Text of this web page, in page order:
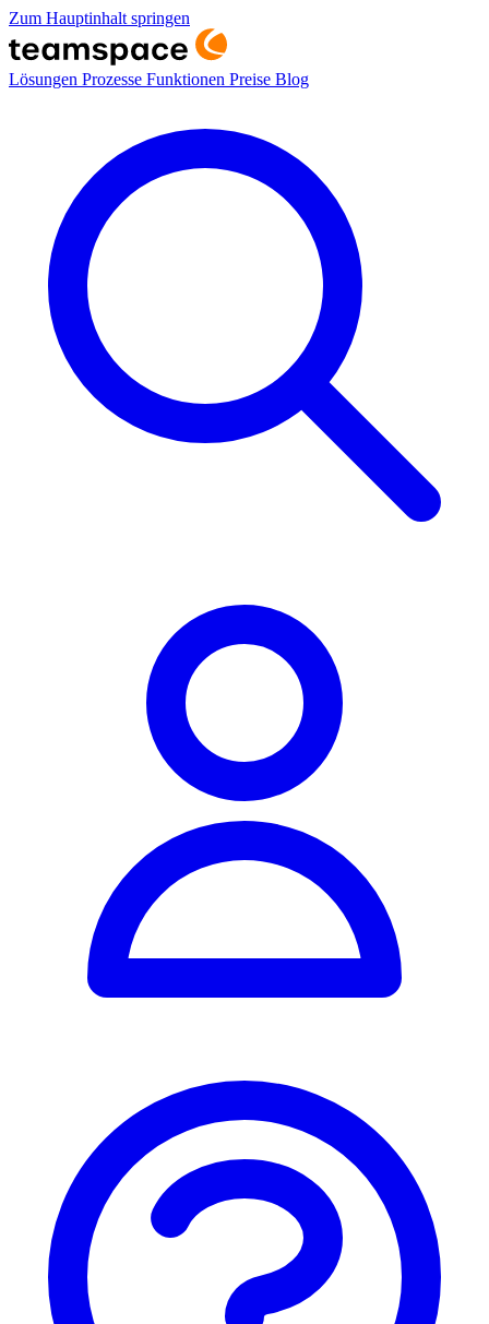
Zum Hauptinhalt springen
Lösungen Prozesse Funktionen Preise Blog